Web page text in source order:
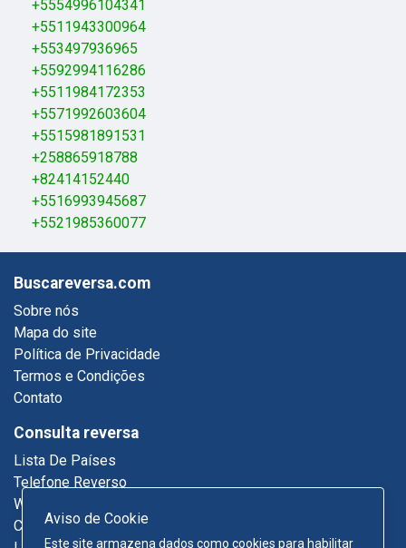
+5554996104341
+5511943300964
+553497936965
+5592994116286
+5511984172353
+5571992603604
+5515981891531
+258865918788
+82414152440
+5516993945687
+5521985360077
Aviso de Cookie
Este site armazena dados como cookies para habilitar
Buscareversa.com
Sobre nós
Mapa do site
Política de Privacidade
Termos e Condições
Contato
Consulta reversa
Lista De Países
Telefone Reverso
Who Called Me
Consulta De Email